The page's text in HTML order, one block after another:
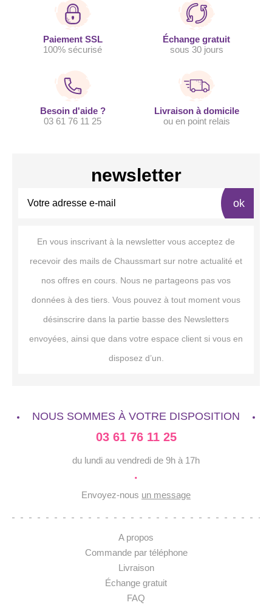
Paiement SSL
100% sécurisé
Échange gratuit
sous 30 jours
Besoin d'aide ?
03 61 76 11 25
Livraison à domicile
ou en point relais
newsletter
ok
En vous inscrivant à la newsletter vous acceptez de
recevoir des mails de Chaussmart sur notre actualité et
nos offres en cours. Nous ne partageons pas vos
données à des tiers. Vous pouvez à tout moment vous
désinscrire dans la partie basse des Newsletters
envoyées, ainsi que dans votre espace client si vous en
disposez d’un.
NOUS SOMMES À VOTRE DISPOSITION
03 61 76 11 25
du lundi au vendredi de 9h à 17h
·
Envoyez-nous un message
A propos
Commande par téléphone
Livraison
Échange gratuit
FAQ